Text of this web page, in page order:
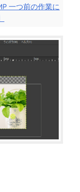
一つ前の作業に